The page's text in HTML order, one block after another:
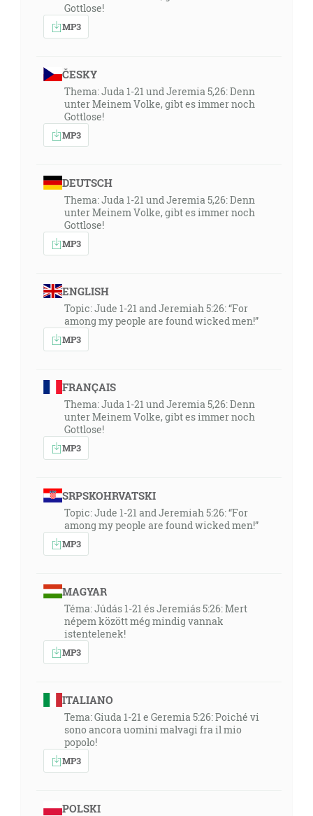
Gottlose!
MP3
ČESKY
Thema: Juda 1-21 und Jeremia 5,26: Denn
unter Meinem Volke, gibt es immer noch
Gottlose!
MP3
DEUTSCH
Thema: Juda 1-21 und Jeremia 5,26: Denn
unter Meinem Volke, gibt es immer noch
Gottlose!
MP3
ENGLISH
Topic: Jude 1-21 and Jeremiah 5:26: “For
among my people are found wicked men!”
MP3
FRANÇAIS
Thema: Juda 1-21 und Jeremia 5,26: Denn
unter Meinem Volke, gibt es immer noch
Gottlose!
MP3
SRPSKOHRVATSKI
Topic: Jude 1-21 and Jeremiah 5:26: “For
among my people are found wicked men!”
MP3
MAGYAR
Téma: Júdás 1-21 és Jeremiás 5:26: Mert
népem között még mindig vannak
istentelenek!
MP3
ITALIANO
Tema: Giuda 1-21 e Geremia 5:26: Poiché vi
sono ancora uomini malvagi fra il mio
popolo!
MP3
POLSKI